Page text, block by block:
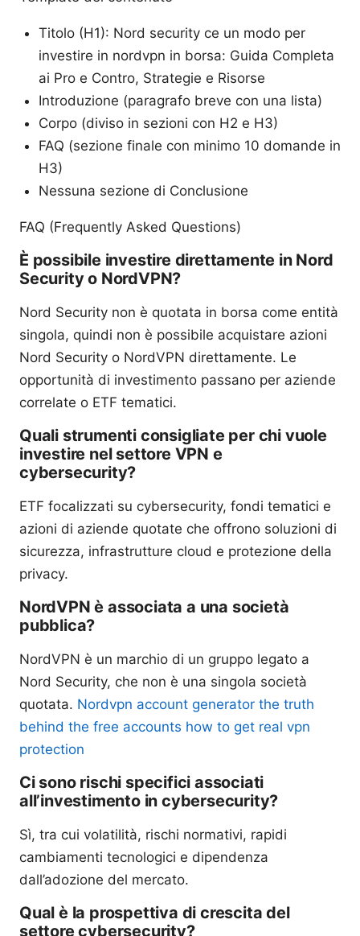
Titolo (H1): Nord security ce un modo per
investire in nordvpn in borsa: Guida Completa
ai Pro e Contro, Strategie e Risorse
Introduzione (paragrafo breve con una lista)
Corpo (diviso in sezioni con H2 e H3)
FAQ (sezione finale con minimo 10 domande in
H3)
Nessuna sezione di Conclusione
FAQ (Frequently Asked Questions)
È possibile investire direttamente in Nord
Security o NordVPN?
Nord Security non è quotata in borsa come entità
singola, quindi non è possibile acquistare azioni
Nord Security o NordVPN direttamente. Le
opportunità di investimento passano per aziende
correlate o ETF tematici.
Quali strumenti consigliate per chi vuole
investire nel settore VPN e
cybersecurity?
ETF focalizzati su cybersecurity, fondi tematici e
azioni di aziende quotate che offrono soluzioni di
sicurezza, infrastrutture cloud e protezione della
privacy.
NordVPN è associata a una società
pubblica?
NordVPN è un marchio di un gruppo legato a
Nord Security, che non è una singola società
quotata. Nordvpn account generator the truth
behind the free accounts how to get real vpn
protection
Ci sono rischi specifici associati
all’investimento in cybersecurity?
Sì, tra cui volatilità, rischi normativi, rapidi
cambiamenti tecnologici e dipendenza
dall’adozione del mercato.
Qual è la prospettiva di crescita del
settore cybersecurity?